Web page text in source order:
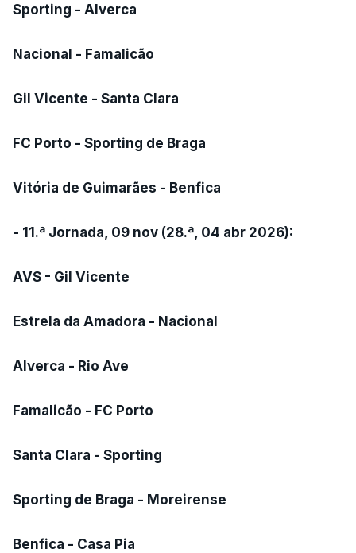
Sporting - Alverca
Nacional - Famalicão
Gil Vicente - Santa Clara
FC Porto - Sporting de Braga
Vitória de Guimarães - Benfica
- 11.ª Jornada, 09 nov (28.ª, 04 abr 2026):
AVS - Gil Vicente
Estrela da Amadora - Nacional
Alverca - Rio Ave
Famalicão - FC Porto
Santa Clara - Sporting
Sporting de Braga - Moreirense
Benfica - Casa Pia